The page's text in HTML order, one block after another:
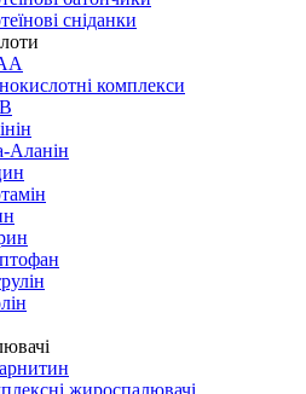
сніданки
комплекси
Аланін
жироспалювачі